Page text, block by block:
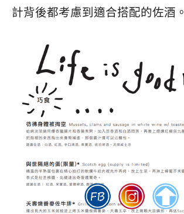
計背後都考慮到適合搭配的佐酒。